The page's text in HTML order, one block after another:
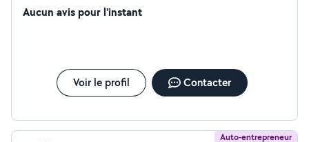
Aucun avis pour l'instant
Voir le profil Contacter
Auto-entrepreneur